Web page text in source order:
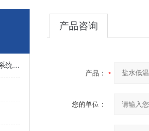
盐水低温冷水机的工作原理与系统设计
产品咨询
产品：
您的单位：